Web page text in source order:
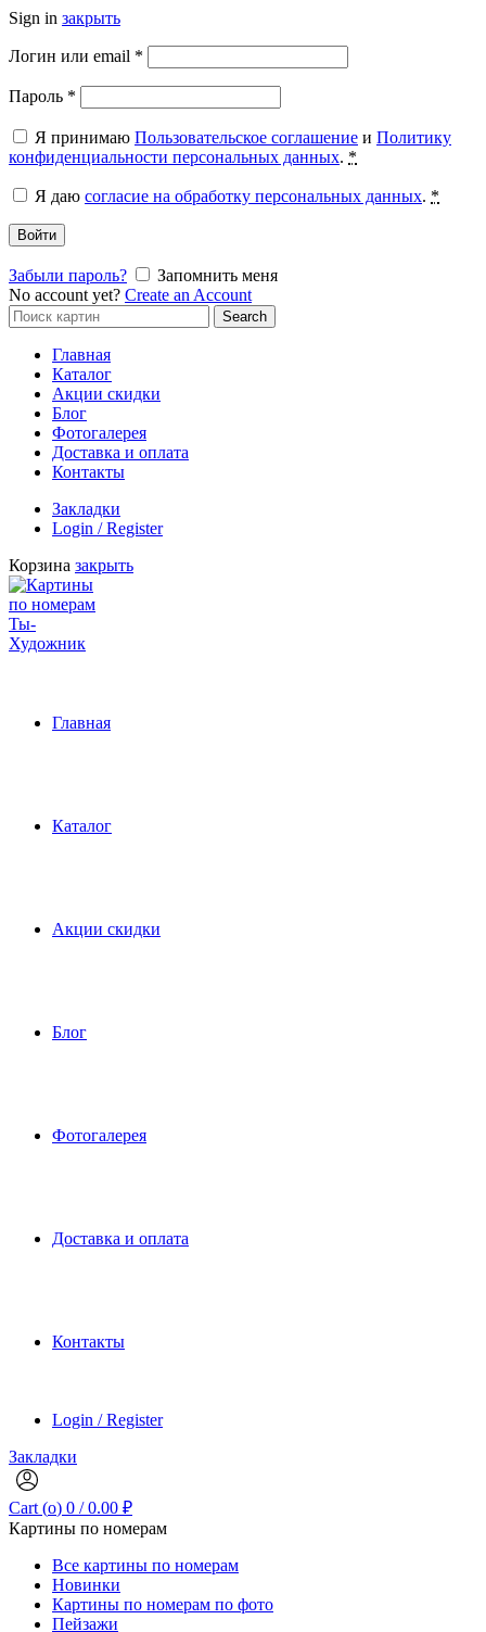
Sign in закрыть
Логин или email *
Пароль *
Я принимаю Пользовательское соглашение и Политику
конфиденциальности персональных данных. *
Я даю согласие на обработку персональных данных. *
Войти
Забыли пароль?
Запомнить меня
No account yet? Create an Account
Search
for:
Search
Главная
Каталог
Акции скидки
Блог
Фотогалерея
Доставка и оплата
Контакты
Закладки
Login / Register
Корзина закрыть
Главная
Каталог
Акции скидки
Блог
Фотогалерея
Доставка и оплата
Контакты
Login / Register
Закладки
Cart (o) 0 / 0.00 ₽
Картины по номерам
Все картины по номерам
Новинки
Картины по номерам по фото
Пейзажи